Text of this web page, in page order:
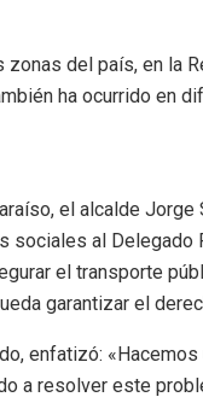
zonas del país, en la
ha ocurrido en
el alcalde Jorge
sociales al Delegado
el transporte
garantizar el
enfatizó: «Hacemos
a resolver este